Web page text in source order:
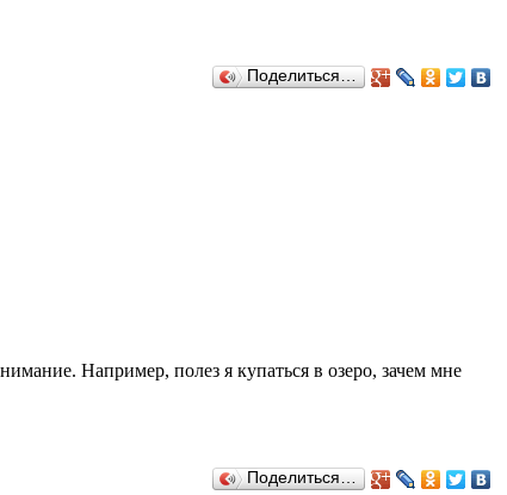
Поделиться…
Например, полез я купаться в озеро, зачем мне
Поделиться…